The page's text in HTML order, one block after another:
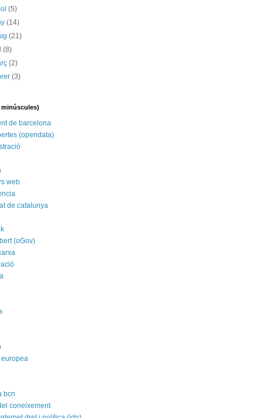
(5)
(14)
(21)
(8)
(2)
(3)
de barcelona
(opendata)
web
de catalunya
(oGov)
bcn
coneixement